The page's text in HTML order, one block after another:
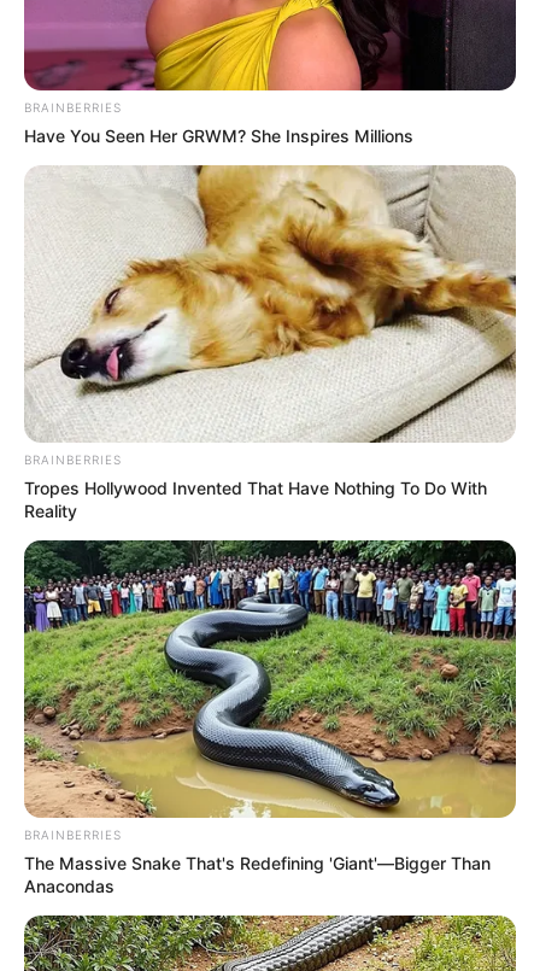
atentado ocurrido en contra del ex burgomaestre. Hoy, en
día la Fiscalía Seccional Tolima mediante preacuerdo, un
juez radicó la sentencia condenatoria contra Álvaro
Alarcón Amaya, reconociendo su responsabilidad en los
delitos de fraude procesal y falso testimonio a título de
cómplice.
De izquierda a derecha: ex alcalde Carlos Evelio Herrera,
Álvaro Alarcón y Jeison Canizales
En audiencia preliminar en el mes de diciembre de 2018,
los tres imputados fueron investigados a raíz de una
denuncia en el cual Carlos Evelio Herrera García ex
mandatario, había realizado un autoatentado con el
objetivo de obtener beneficios del Estado, para el día 19
de febrero del año 2012 cuando ocurrió supuestamente el
hecho, en el cual apenas tenía un mes de ser elegido.
BRAINBERRIES
Have You Seen Her GRWM? She Inspires Millions
BRAINBERRIES
Tropes Hollywood Invented That Have Nothing To Do With
Reality
BRAINBERRIES
The Massive Snake That's Redefining 'Giant'—Bigger Than
Anacondas